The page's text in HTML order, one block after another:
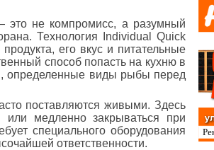
не компромисс, а разумный
Технология Individual Quick
его вкус и питательные
способ попасть на кухню в
определенные виды рыбы перед
поставляются живыми. Здесь
медленно закрываться при
специального оборудования
ответственности.